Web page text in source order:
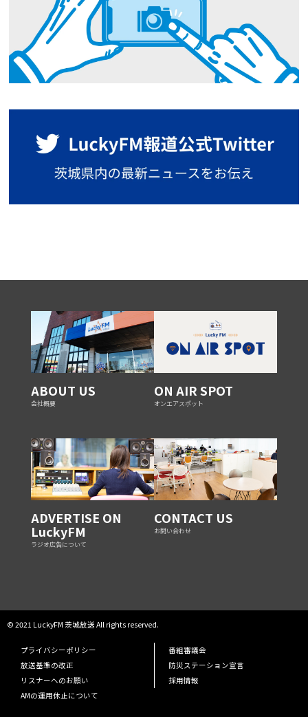
ABOUT US
会社概要
ON AIR SPOT
オンエアスポット
ADVERTISE ON
LuckyFM
ラジオ広告について
CONTACT US
お問い合わせ
© 2021 LuckyFM 茨城放送 All rights reserved.
プライバシーポリシー
番組審議会
放送基準の改正
防災ステーション宣言
リスナーへのお願い
採用情報
AMの運用休止について